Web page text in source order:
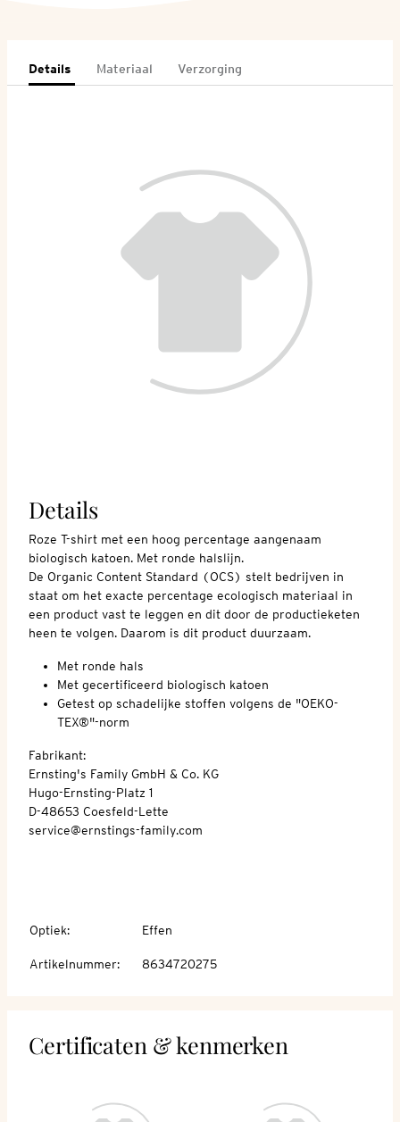
Details Materiaal Verzorging
Details
Roze T-shirt met een hoog percentage aangenaam
biologisch katoen. Met ronde halslijn.
De Organic Content Standard (OCS) stelt bedrijven in
staat om het exacte percentage ecologisch materiaal in
een product vast te leggen en dit door de productieketen
heen te volgen. Daarom is dit product duurzaam.
Met ronde hals
Met gecertificeerd biologisch katoen
Getest op schadelijke stoffen volgens de "OEKO-
TEX®"-norm
Fabrikant:
Ernsting's Family GmbH & Co. KG
Hugo-Ernsting-Platz 1
D-48653 Coesfeld-Lette
service@ernstings-family.com
Optiek: Effen
Artikelnummer: 8634720275
Certificaten & kenmerken